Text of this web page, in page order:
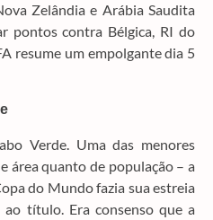
Zelândia e Arábia Saudita
pontos contra Bélgica, RI do
resume um empolgante dia 5
Verde. Uma das menores
área quanto de população – a
do Mundo fazia sua estreia
título. Era consenso que a